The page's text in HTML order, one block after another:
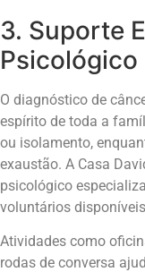
3. Suporte
Psicológico
O diagnóstico de
espírito de toda a
ou isolamento,
exaustão. A Casa
psicológico
voluntários
Atividades como
rodas de conversa